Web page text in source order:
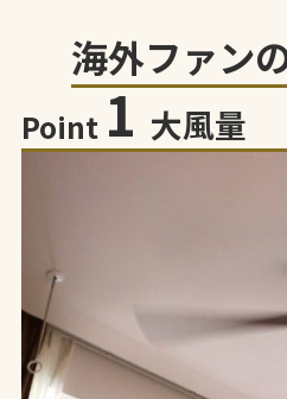
海外ファン
Point1 大風量